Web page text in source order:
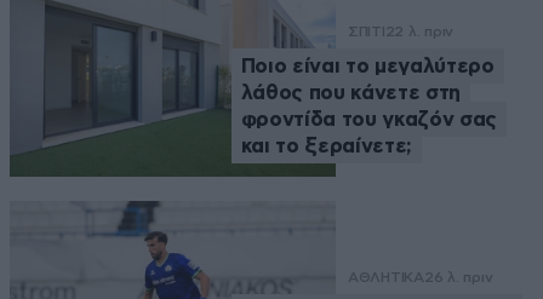
ΣΠΙΤΙ 22 λ. πριν
Ποιο είναι το μεγαλύτερο
λάθος που κάνετε στη
φροντίδα του γκαζόν σας
και το ξεραίνετε;
ΑΘΛΗΤΙΚΑ26 λ. πριν